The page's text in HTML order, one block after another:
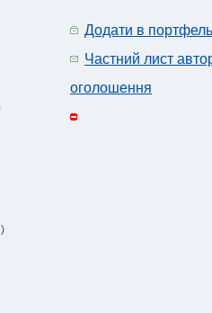
Додати в портфель
Частний лист
оголошення